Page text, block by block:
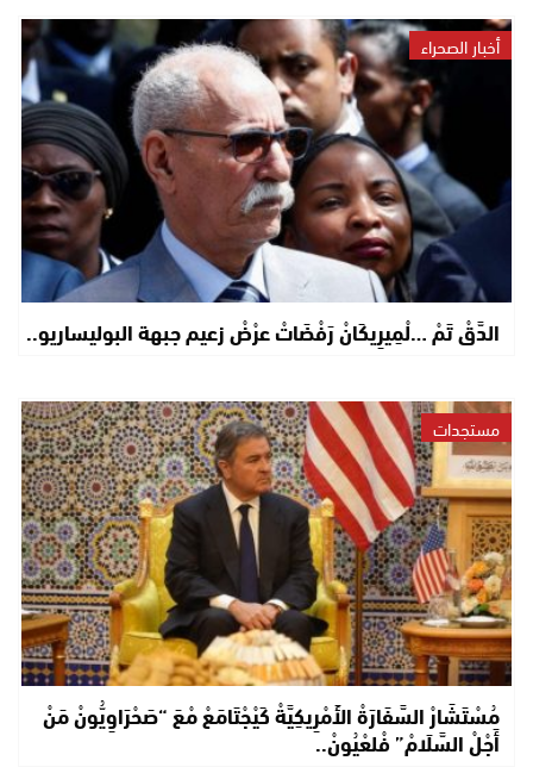
أخبار الصحراء
الدَّقْ تَمْ …لْمِيرِيكَانْ رَفْضَاتْ عرْضْ زعيم جبهة البوليساريو..
مستجدات
مُسْتَشَارْ السَّفَارَةْ الأَمْرِيكِيَّةْ كَيْجْتَامَعْ مْعَ “صَحْرَاوِيُّونْ مَنْ
أَجْلْ السَّلَامْ” فْلعْيُونْ..